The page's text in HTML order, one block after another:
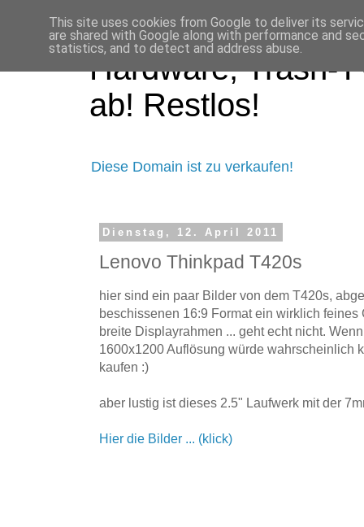
Hardware, Trash-
ab! Restlos!
Diese Domain ist zu verkaufen!
Dienstag, 12. April 2011
Lenovo Thinkpad T420s
hier sind ein paar Bilder von dem T420s,
beschissenen 16:9 Format ein wirklich
breite Displayrahmen ... geht echt nicht.
1600x1200 Auflösung würde wahrscheinlich
kaufen :)
aber lustig ist dieses 2.5" Laufwerk mit der
Hier die Bilder ... (klick)
This site uses cookies from Google to deliver its
are shared with Google along with performance and
statistics, and to detect and address abuse.